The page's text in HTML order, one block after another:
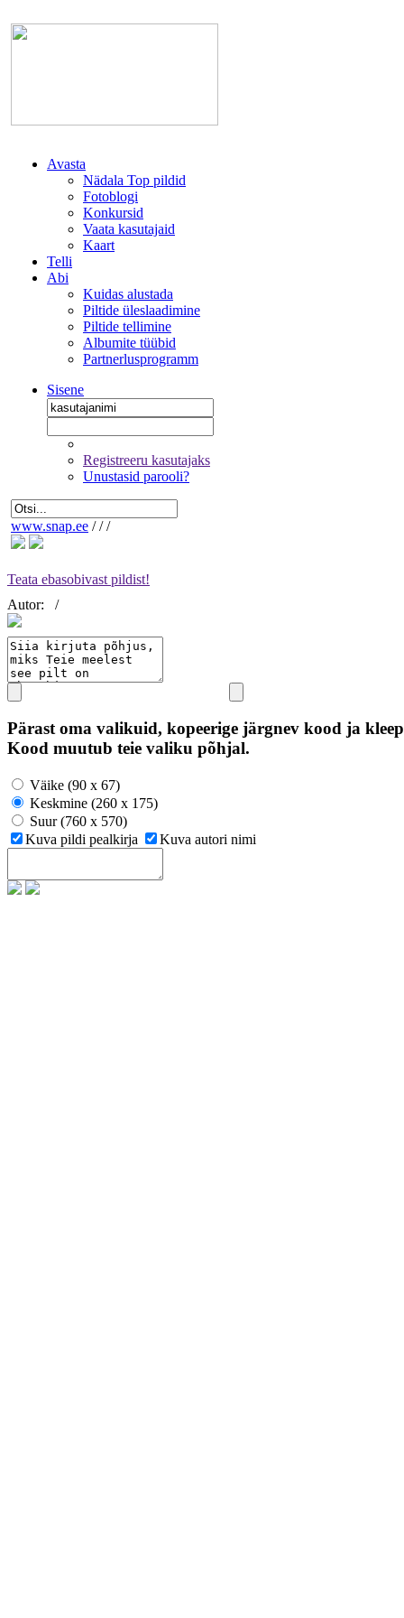
Avasta
Nädala Top pildid
Fotoblogi
Konkursid
Vaata kasutajaid
Kaart
Telli
Abi
Kuidas alustada
Piltide üleslaadimine
Piltide tellimine
Albumite tüübid
Partnerlusprogramm
Sisene
Registreeru kasutajaks
Unustasid parooli?
www.snap.ee / / /
Teata ebasobivast pildist!
Autor:
/
Pärast oma valikuid, kopeerige järgnev kood ja
Kood muutub teie valiku põhjal.
Väike (90 x 67)
Keskmine (260 x 175)
Suur (760 x 570)
Kuva pildi pealkirja
Kuva autori nimi